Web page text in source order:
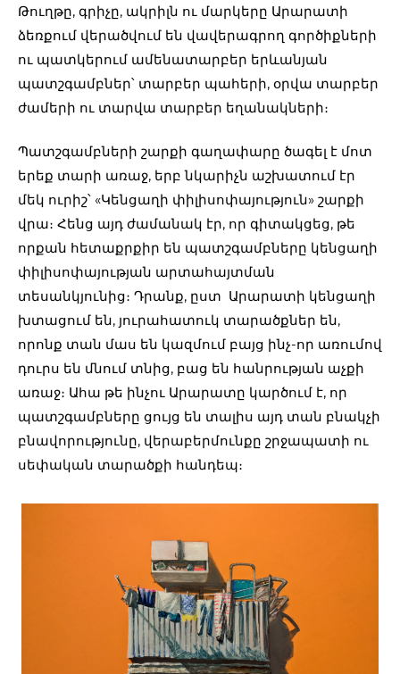
Թուղթը, գրիչը, ակրիլն ու մարկերը Արարատի
ձեռքում վերածվում են վավերագրող գործիքների
ու պատկերում ամենատարբեր երևանյան
պատշգամբներ՝ տարբեր պահերի, օրվա տարբեր
ժամերի ու տարվա տարբեր եղանակների։
Պատշգամբների շարքի գաղափարը ծագել է մոտ
երեք տարի առաջ, երբ նկարիչն աշխատում էր
մեկ ուրիշ՝ «Կենցաղի փիլիսոփայություն» շարքի
վրա։ Հենց այդ ժամանակ էր, որ գիտակցեց, թե
որքան հետաքրքիր են պատշգամբները կենցաղի
փիլիսոփայության արտահայտման
տեսանկյունից։ Դրանք, ըստ Արարատի կենցաղի
խտացում են, յուրահատուկ տարածքներ են,
որոնք տան մաս են կազմում բայց ինչ-որ առումով
դուրս են մնում տնից, բաց են հանրության աչքի
առաջ։ Ահա թե ինչու Արարատը կարծում է, որ
պատշգամբները ցույց են տալիս այդ տան բնակչի
բնավորությունը, վերաբերմունքը շրջապատի ու
սեփական տարածքի հանդեպ։